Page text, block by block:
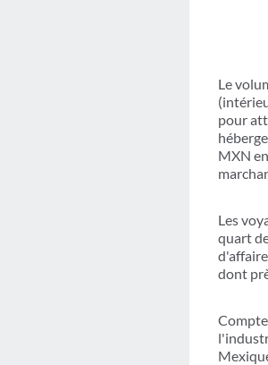
Le
pour
MXN
Les
quart
dont